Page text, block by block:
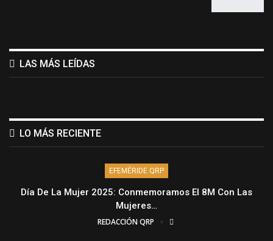
LAS MÁS LEÍDAS
LO MÁS RECIENTE
EFEMÉRIDE QRP
Día De La Mujer 2025: Conmemoramos El 8M Con Las
Mujeres…
REDACCIÓN QRP